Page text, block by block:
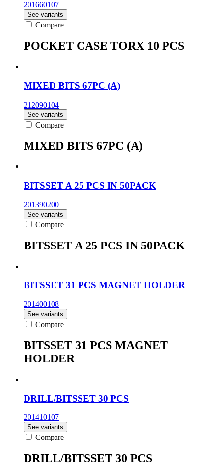
201660107
See variants
Compare
POCKET CASE TORX 10 PCS
MIXED BITS 67PC (A)
212090104
See variants
Compare
MIXED BITS 67PC (A)
BITSSET A 25 PCS IN 50PACK
201390200
See variants
Compare
BITSSET A 25 PCS IN 50PACK
BITSSET 31 PCS MAGNET HOLDER
201400108
See variants
Compare
BITSSET 31 PCS MAGNET
HOLDER
DRILL/BITSSET 30 PCS
201410107
See variants
Compare
DRILL/BITSSET 30 PCS